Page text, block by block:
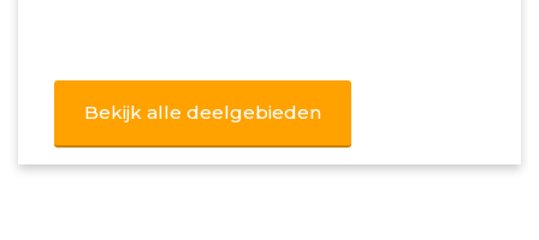
Bekijk alle deelgebieden